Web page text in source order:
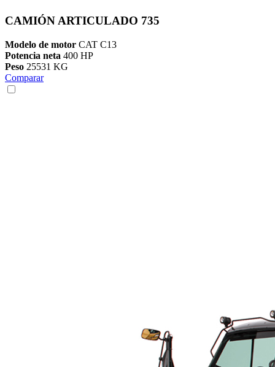
CAMIÓN ARTICULADO 735
Modelo de motor CAT C13
Potencia neta 400 HP
Peso 25531 KG
Comparar